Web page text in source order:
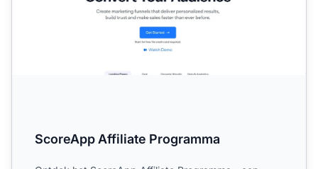
ScoreApp Affiliate Programma